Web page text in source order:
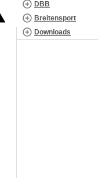
DBB
Breitensport
Downloads